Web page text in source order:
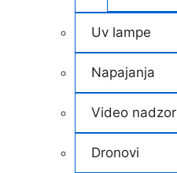
Uv lampe
Napajanja
Video nadzor
Dronovi